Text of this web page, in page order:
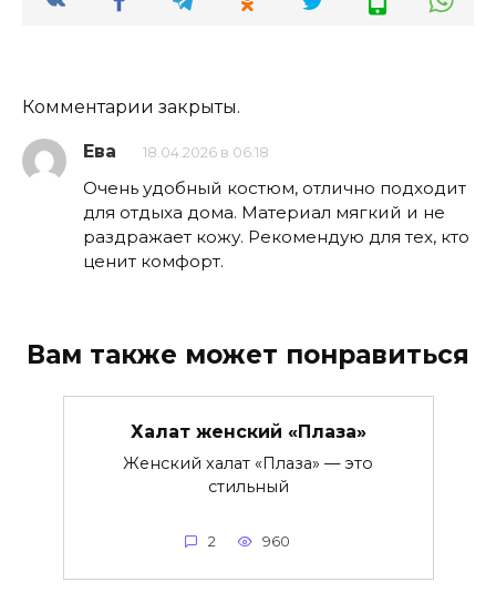
Комментарии закрыты.
Ева 18.04.2026 в 06:18
Очень удобный костюм, отлично подходит
для отдыха дома. Материал мягкий и не
раздражает кожу. Рекомендую для тех, кто
ценит комфорт.
Вам также может понравиться
Халат женский «Плаза»
Женский халат «Плаза» — это
стильный
2 960